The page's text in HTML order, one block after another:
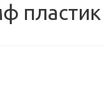
пластик